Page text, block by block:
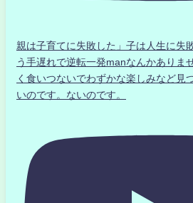
親は子育てに失敗した」子は人生に失
う手遅れで逆転一発manなんかありま
く食いつないでわずかな楽しみなど見
いのです。ないのです。